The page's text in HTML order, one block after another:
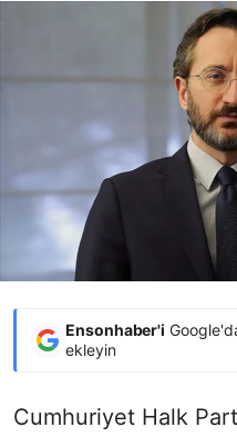
Ensonhaber'i
ekleyin
Cumhuriyet Halk